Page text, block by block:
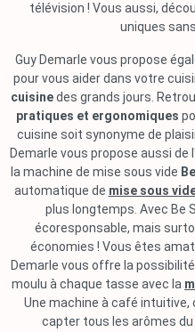
télévision ! Vous aussi,
uniques
Guy Demarle vous propose
pour vous aider dans votre
cuisinedes grands jours.
pratiques et ergonomiques
cuisine soit synonyme de
Demarle vous propose aussi
la machine de mise sous vide
automatique de mise sous
plus longtemps. Avec Be
écoresponsable, mais
économies ! Vous êtes
Demarle vous offre la
moulu à chaque tasse avec la
Une machine à café
capter tous les arômes